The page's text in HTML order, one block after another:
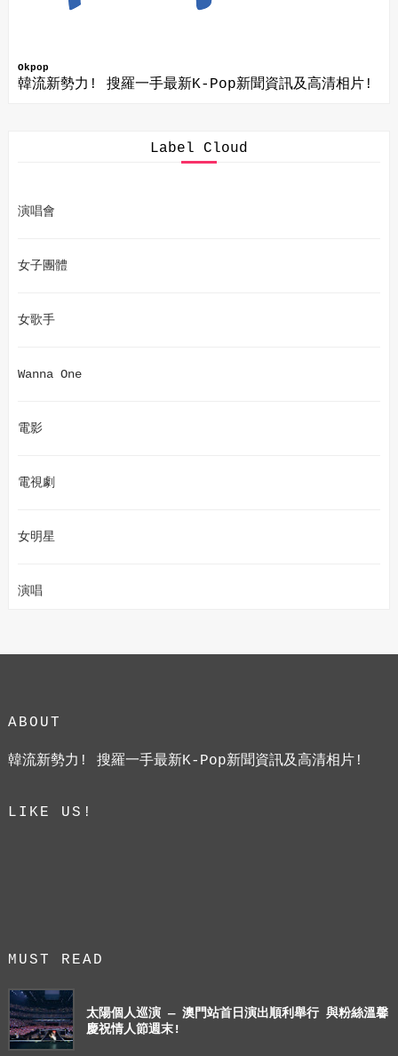
Okpop
韓流新勢力! 搜羅一手最新K-Pop新聞資訊及高清相片!
Label Cloud
演唱會
女子團體
女歌手
Wanna One
電影
電視劇
女明星
演唱
ABOUT
韓流新勢力! 搜羅一手最新K-Pop新聞資訊及高清相片!
LIKE US!
MUST READ
太陽個人巡演 — 澳門站首日演出順利舉行 與粉絲溫馨
慶祝情人節週末!